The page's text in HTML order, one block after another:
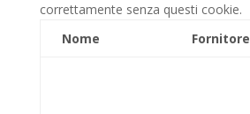
correttamente senza questi cookie.
Nome
Fornitore